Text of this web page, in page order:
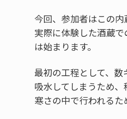
今回、参加者はこの
実際に体験した酒蔵
は始まります。
最初の工程として、
吸水してしまうため
寒さの中で行われる